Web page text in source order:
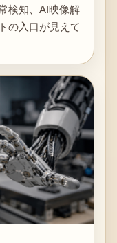
検知、AI映像解
の入口が見えて